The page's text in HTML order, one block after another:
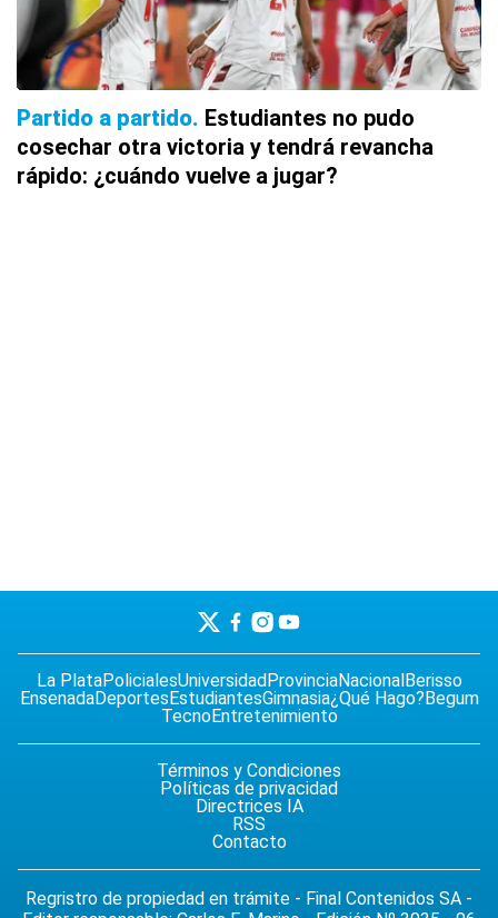
Partido a partido Estudiantes no pudo
cosechar otra victoria y tendrá revancha
rápido: ¿cuándo vuelve a jugar?
La PlataPolicialesUniversidadProvinciaNacionalBerisso
EnsenadaDeportesEstudiantesGimnasia¿Qué Hago?Begum
TecnoEntretenimiento
Términos y Condiciones
Políticas de privacidad
Directrices IA
RSS
Contacto
Regristro de propiedad en trámite - Final Contenidos SA -